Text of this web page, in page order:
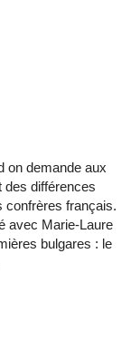
on demande aux
différences
confrères français.
avec Marie-Laure
bulgares : le